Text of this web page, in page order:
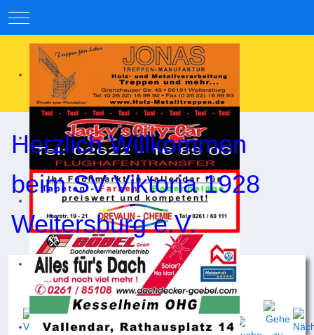
Mobile Menu Toggle
Herzlich Willkommen
beim SV Viktoria 1928
Weitersburg e.V.